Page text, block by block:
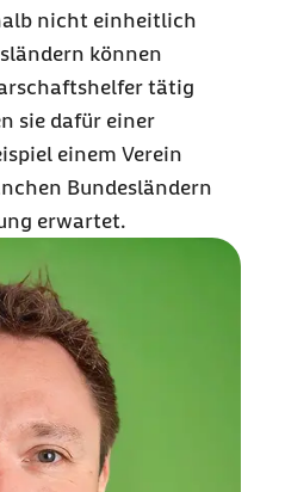
nicht einheitlich
können
tätig
sie dafür einer
einem Verein
Bundesländern
erwartet.